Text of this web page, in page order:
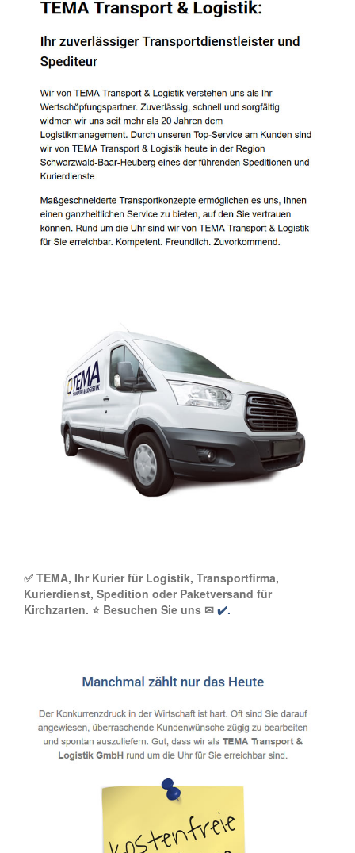
✅ TEMA, Ihr Kurier für Logistik, Transportfirma,
Kurierdienst, Spedition oder Paketversand für
Kirchzarten. ⭐ Besuchen Sie uns ✉ ✔️.